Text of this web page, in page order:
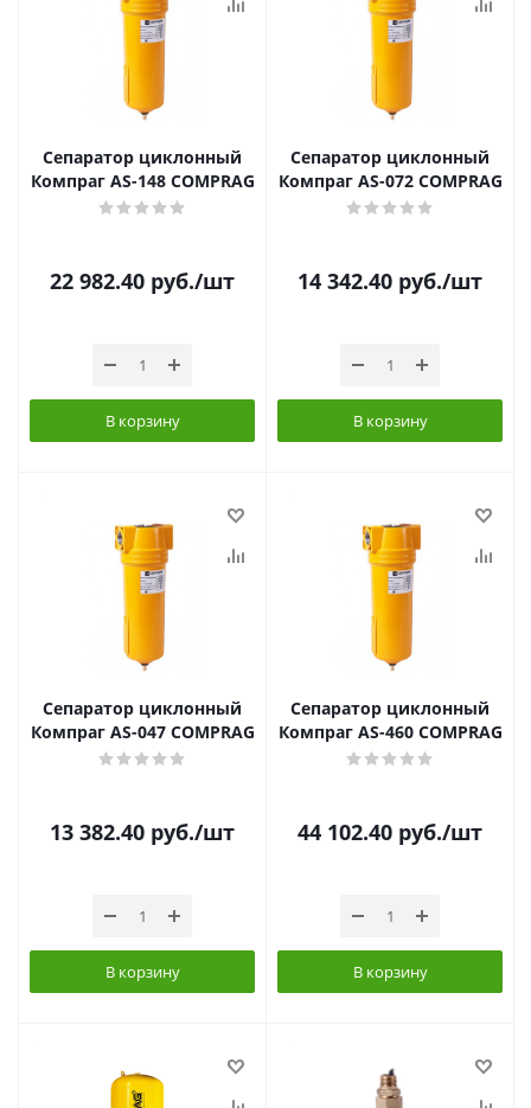
Сепаратор циклонный
Компраг AS-148 COMPRAG
22 982.40 руб./шт
В корзину
Сепаратор циклонный
Компраг AS-072 COMPRAG
14 342.40 руб./шт
В корзину
Сепаратор циклонный
Компраг AS-047 COMPRAG
13 382.40 руб./шт
В корзину
Сепаратор циклонный
Компраг AS-460 COMPRAG
44 102.40 руб./шт
В корзину